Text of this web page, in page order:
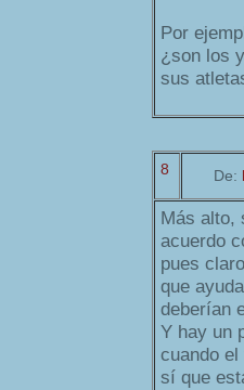
Por
¿son los
sus
8 De:
Más alto,
acuerdo
pues
que
deberían
Y hay un
cuando
sí que